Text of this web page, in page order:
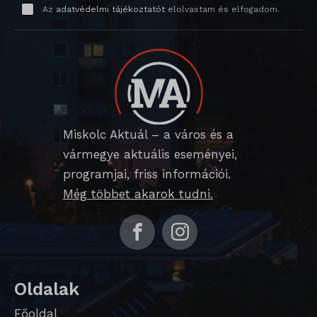
Az adatvédelmi tájékoztatótelolvastam és elfogadom.
Miskolc Aktuál – a város és a
vármegye aktuális eseményei,
programjai, friss információi.
Még többet akarok tudni.
Oldalak
Főoldal
wp-settings-time-*
mp_*_mixpanel
strack_tracking_code
_dd_s
_qimei_fingerprint
_qimei_uuid42
cato_fw_inet
chatbase_anon_id
litespeed_qc_hide_banner